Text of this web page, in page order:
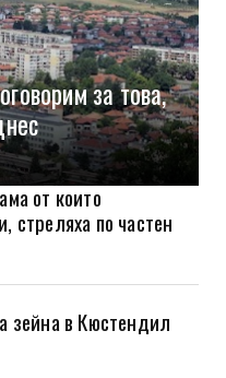
за това,
от които
стреляха по частен
зейна в Кюстендил